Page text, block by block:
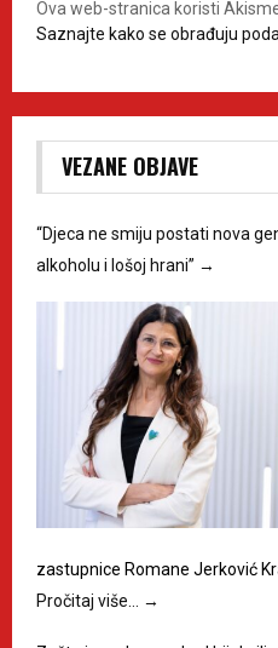
Ova web-stranica koristi
Saznajte kako se obrađuju
VEZANE OBJAVE
“Djeca ne smiju postati nova
alkoholu i lošoj hrani” →
zastupnice Romane Jerković
Pročitaj više… →